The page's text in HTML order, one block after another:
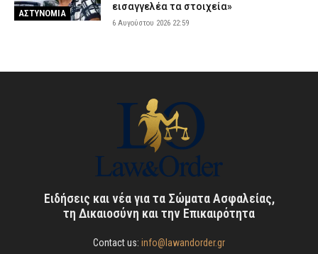
ΑΣΤΥΝΟΜΙΑ
εισαγγελέα τα στοιχεία»
6 Αυγούστου 2026 22:59
Ειδήσεις και νέα για τα Σώματα Ασφαλείας,
τη Δικαιοσύνη και την Επικαιρότητα
Contact us: info@lawandorder.gr